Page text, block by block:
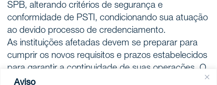
Aviso
SPB, alterando critérios de segurança e
conformidade de PSTI, condicionando sua atuação
ao devido processo de credenciamento.
As instituições afetadas devem se preparar para
cumprir os novos requisitos e prazos estabelecidos
para garantir a continuidade de suas operações. O
acompanhamento de aspectos jurídicos e